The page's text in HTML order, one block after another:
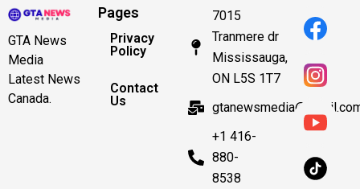
GTA News
Media
Latest News
Canada.
Pages
Privacy
Policy
Contact
Us
7015
Tranmere dr
Mississauga,
ON L5S 1T7
+1 416-
880-
8538